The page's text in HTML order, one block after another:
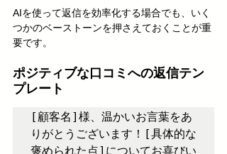
AIを使って返信を効率化する場合でも、いく
つかのベーストーンを押さえておくことが重
要です。
ポジティブな口コミへの返信テン
プレート
[顧客名]様、温かいお言葉をあ
りがとうございます！[具体的な
褒められた点]についてお喜びい